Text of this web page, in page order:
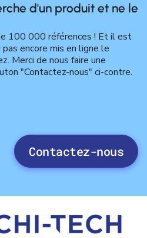
d'un produit et ne le
100 000 références ! Et il est
encore mis en ligne le
Merci de nous faire une
"Contactez-nous" ci-contre.
Contactez-nous